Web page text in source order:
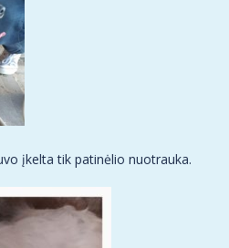
įkelta tik patinėlio nuotrauka.